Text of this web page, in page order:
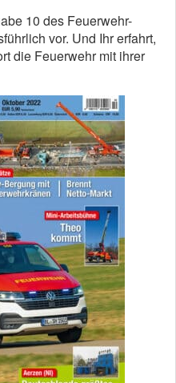
10 des Feuerwehr-
vor. Und Ihr erfahrt,
die Feuerwehr mit ihrer